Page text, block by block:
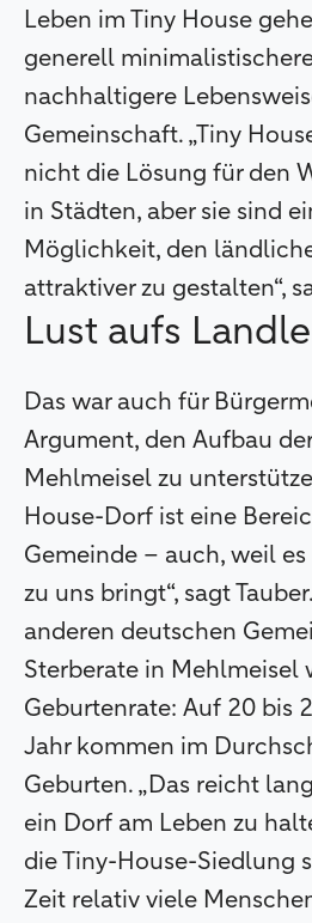
Leben im Tiny House
generell
nachhaltigere
Gemeinschaft. „Tiny
nicht die Lösung für den
in Städten, aber sie sind
Möglichkeit, den
attraktiver zu gestalten“,
Lust aufs
Das war auch für
Argument, den Aufbau
Mehlmeisel zu
House-Dorf ist eine
Gemeinde – auch, weil
zu uns bringt“, sagt
anderen deutschen
Sterberate in Mehlmeisel
Geburtenrate: Auf 20 bis
Jahr kommen im
Geburten. „Das reicht
ein Dorf am Leben zu
die Tiny-House-Siedlung
Zeit relativ viele